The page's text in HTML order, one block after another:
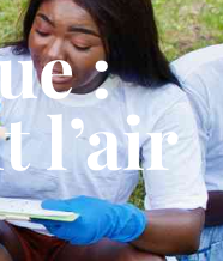
:
l’air